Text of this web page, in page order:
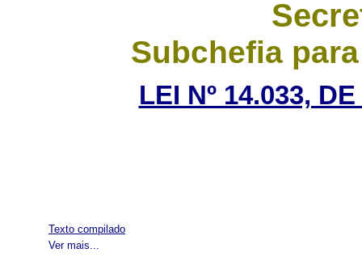
Subchefia
LEI Nº 14.033,
Ver mais...
Texto compilado